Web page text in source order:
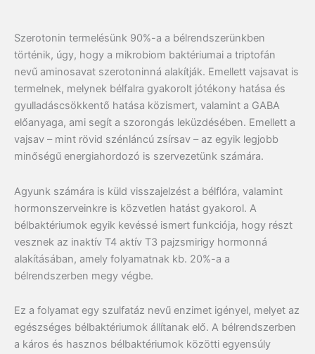
Szerotonin termelésünk 90%-a a bélrendszerünkben
történik, úgy, hogy a mikrobiom baktériumai a triptofán
nevű aminosavat szerotoninná alakítják. Emellett vajsavat is
termelnek, melynek bélfalra gyakorolt jótékony hatása és
gyulladáscsökkentő hatása közismert, valamint a GABA
előanyaga, ami segít a szorongás leküzdésében. Emellett a
vajsav – mint rövid szénláncú zsírsav – az egyik legjobb
minőségű energiahordozó is szervezetünk számára.
Agyunk számára is küld visszajelzést a bélflóra, valamint
hormonszerveinkre is közvetlen hatást gyakorol. A
bélbaktériumok egyik kevéssé ismert funkciója, hogy részt
vesznek az inaktív T4 aktív T3 pajzsmirigy hormonná
alakításában, amely folyamatnak kb. 20%-a a
bélrendszerben megy végbe.
Ez a folyamat egy szulfatáz nevű enzimet igényel, melyet az
egészséges bélbaktériumok állítanak elő. A bélrendszerben
a káros és hasznos bélbaktériumok közötti egyensúly